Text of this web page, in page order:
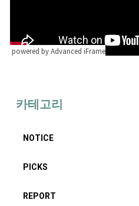
powered by Advanced iFrame
카테고리
NOTICE
PICKS
REPORT